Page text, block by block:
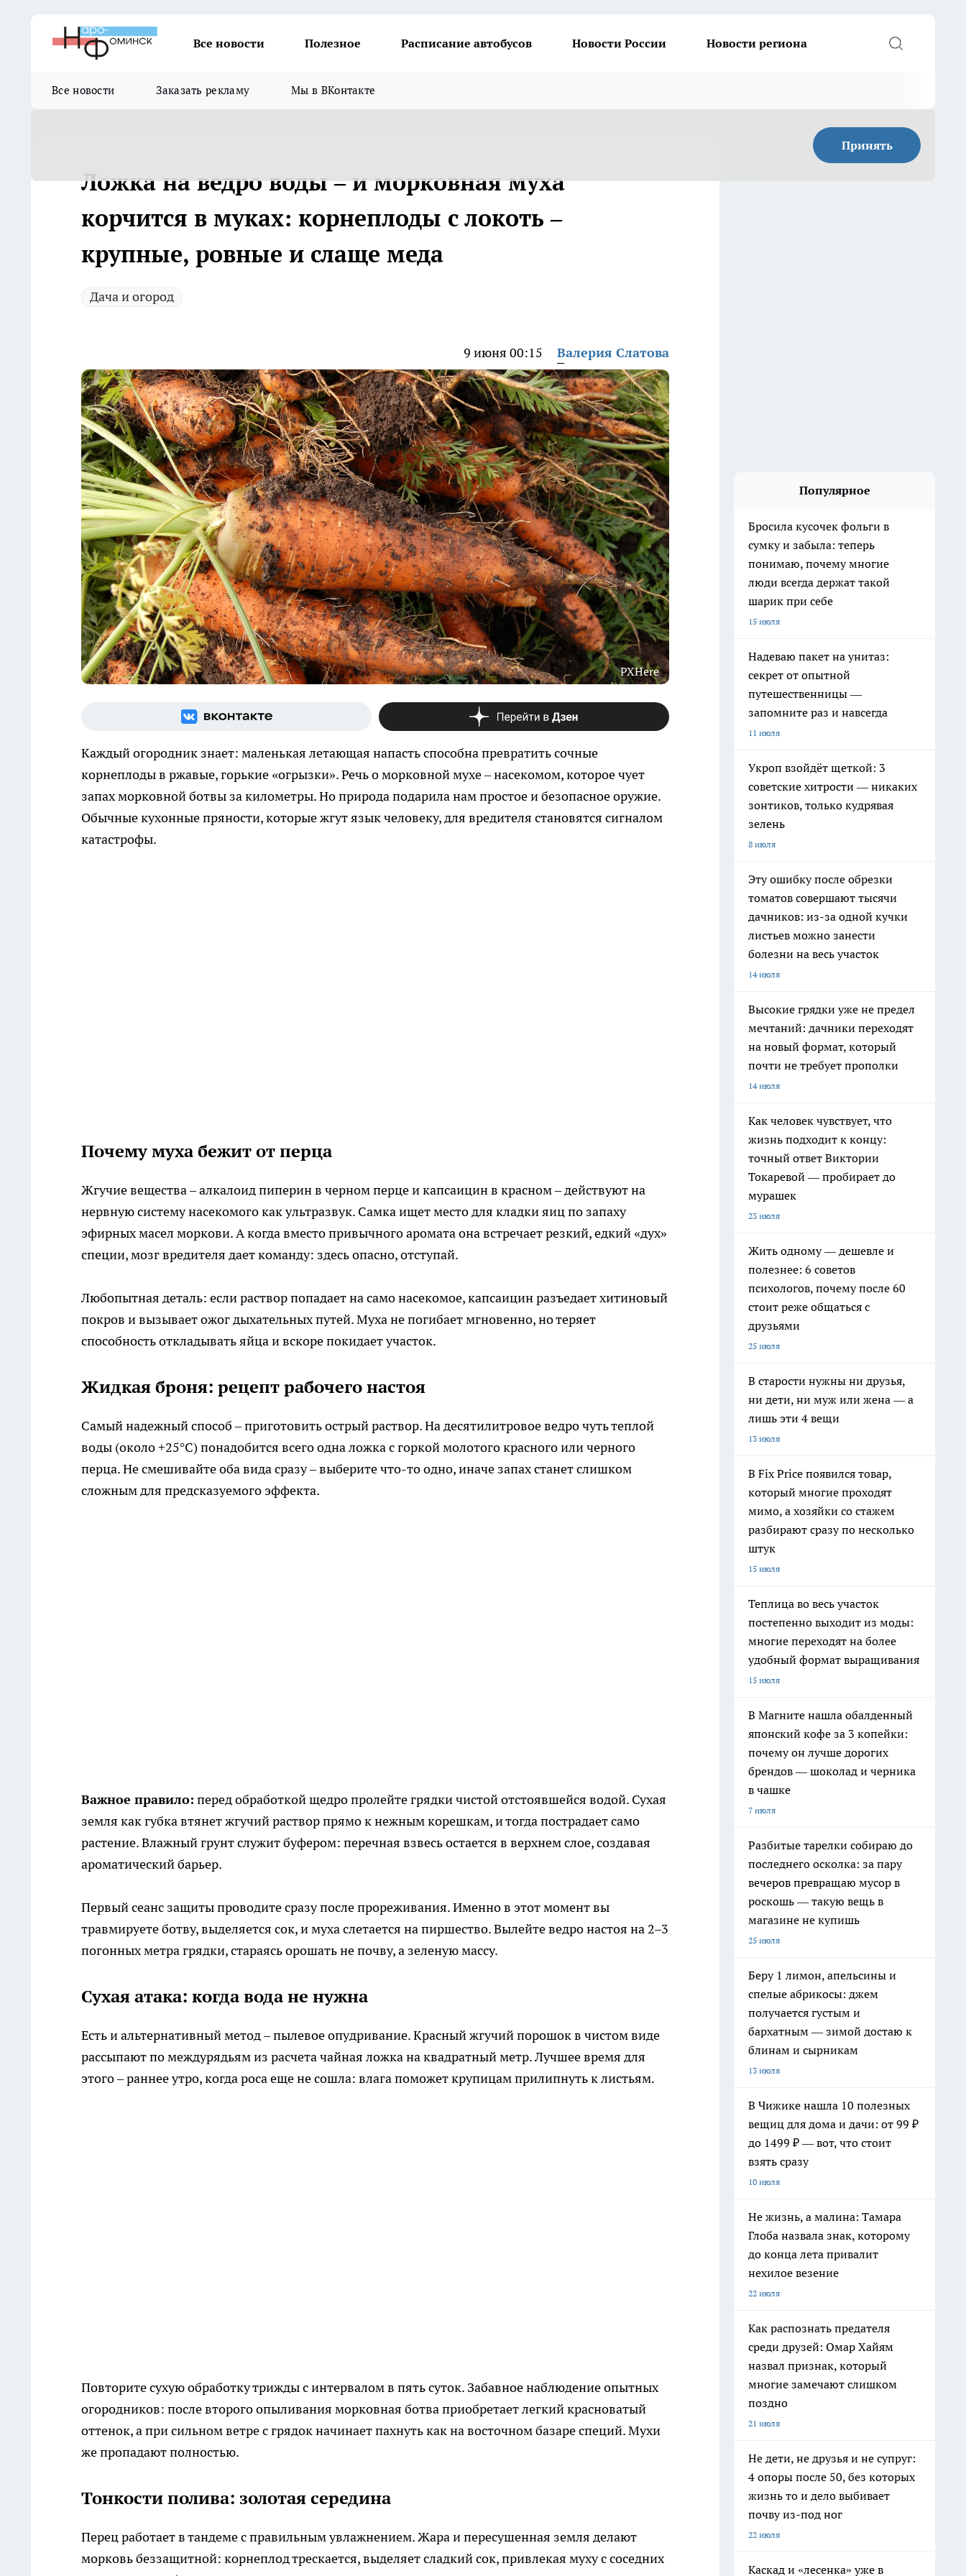
Все новости Полезное Расписание автобусов Новости России Новости региона
Все новости Заказать рекламу Мы в ВКонтакте
Принять
Ложка на ведро воды – и морковная муха
корчится в муках: корнеплоды с локоть –
крупные, ровные и слаще меда
Дача и огород
9 июня 00:15 Валерия Слатова
PXHere
Каждый огородник знает: маленькая летающая напасть способна превратить сочные
корнеплоды в ржавые, горькие «огрызки». Речь о морковной мухе – насекомом, которое чует
запах морковной ботвы за километры. Но природа подарила нам простое и безопасное оружие.
Обычные кухонные пряности, которые жгут язык человеку, для вредителя становятся сигналом
катастрофы.
Почему муха бежит от перца
Жгучие вещества – алкалоид пиперин в черном перце и капсаицин в красном – действуют на
нервную систему насекомого как ультразвук. Самка ищет место для кладки яиц по запаху
эфирных масел моркови. А когда вместо привычного аромата она встречает резкий, едкий «дух»
специи, мозг вредителя дает команду: здесь опасно, отступай.
Любопытная деталь: если раствор попадает на само насекомое, капсаицин разъедает хитиновый
покров и вызывает ожог дыхательных путей. Муха не погибает мгновенно, но теряет
способность откладывать яйца и вскоре покидает участок.
Жидкая броня: рецепт рабочего настоя
Самый надежный способ – приготовить острый раствор. На десятилитровое ведро чуть теплой
воды (около +25°C) понадобится всего одна ложка с горкой молотого красного или черного
перца. Не смешивайте оба вида сразу – выберите что-то одно, иначе запах станет слишком
сложным для предсказуемого эффекта.
Важное правило: перед обработкой щедро пролейте грядки чистой отстоявшейся водой. Сухая
земля как губка втянет жгучий раствор прямо к нежным корешкам, и тогда пострадает само
растение. Влажный грунт служит буфером: перечная взвесь остается в верхнем слое, создавая
ароматический барьер.
Первый сеанс защиты проводите сразу после прореживания. Именно в этот момент вы
травмируете ботву, выделяется сок, и муха слетается на пиршество. Вылейте ведро настоя на 2–3
погонных метра грядки, стараясь орошать не почву, а зеленую массу.
Сухая атака: когда вода не нужна
Есть и альтернативный метод – пылевое опудривание. Красный жгучий порошок в чистом виде
рассыпают по междурядьям из расчета чайная ложка на квадратный метр. Лучшее время для
этого – раннее утро, когда роса еще не сошла: влага поможет крупицам прилипнуть к листьям.
Повторите сухую обработку трижды с интервалом в пять суток. Забавное наблюдение опытных
огородников: после второго опыливания морковная ботва приобретает легкий красноватый
оттенок, а при сильном ветре с грядок начинает пахнуть как на восточном базаре специй. Мухи
же пропадают полностью.
Тонкости полива: золотая середина
Перец работает в тандеме с правильным увлажнением. Жара и пересушенная земля делают
морковь беззащитной: корнеплод трескается, выделяет сладкий сок, привлекая муху с соседних
Популярное
Бросила кусочек фольги в
сумку и забыла: теперь
понимаю, почему многие
люди всегда держат такой
шарик при себе
15 июля
Надеваю пакет на унитаз:
секрет от опытной
путешественницы —
запомните раз и навсегда
11 июля
Укроп взойдёт щеткой: 3
советские хитрости — никаких
зонтиков, только кудрявая
зелень
8 июля
Эту ошибку после обрезки
томатов совершают тысячи
дачников: из-за одной кучки
листьев можно занести
болезни на весь участок
14 июля
Высокие грядки уже не предел
мечтаний: дачники переходят
на новый формат, который
почти не требует прополки
14 июля
Как человек чувствует, что
жизнь подходит к концу:
точный ответ Виктории
Токаревой — пробирает до
мурашек
23 июля
Жить одному — дешевле и
полезнее: 6 советов
психологов, почему после 60
стоит реже общаться с
друзьями
25 июля
В старости нужны ни друзья,
ни дети, ни муж или жена — а
лишь эти 4 вещи
13 июля
В Fix Price появился товар,
который многие проходят
мимо, а хозяйки со стажем
разбирают сразу по несколько
штук
15 июля
Теплица во весь участок
постепенно выходит из моды:
многие переходят на более
удобный формат выращивания
15 июля
В Магните нашла обалденный
японский кофе за 3 копейки:
почему он лучше дорогих
брендов — шоколад и черника
в чашке
7 июля
Разбитые тарелки собираю до
последнего осколка: за пару
вечеров превращаю мусор в
роскошь — такую вещь в
магазине не купишь
25 июля
Беру 1 лимон, апельсины и
спелые абрикосы: джем
получается густым и
бархатным — зимой достаю к
блинам и сырникам
13 июля
В Чижике нашла 10 полезных
вещиц для дома и дачи: от 99 ₽
до 1499 ₽ — вот, что стоит
взять сразу
10 июля
Не жизнь, а малина: Тамара
Глоба назвала знак, которому
до конца лета привалит
нехилое везение
22 июля
Как распознать предателя
среди друзей: Омар Хайям
назвал признак, который
многие замечают слишком
поздно
21 июля
Не дети, не друзья и не супруг:
4 опоры после 50, без которых
жизнь то и дело выбивает
почву из-под ног
22 июля
Каскад и «лесенка» уже в